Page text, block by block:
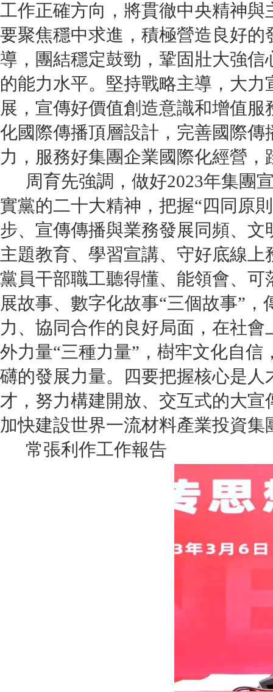
工作正確方向，將貫徹中央精神
要聚焦穩中求進，積極營造良好
導，團結穩定鼓勁，鞏固壯大強
的能力水平。堅持戰略主導，大
展，宣傳好價值創造意識和增值
化國際傳播頂層設計，完善國際
力，服務好集團企業國際化經營
周育先強調，做好2023年集團
實黨的二十大精神，把握“四同原
步、宣傳傳播與業務發展同頻、
主題教育、學習宣講、守好底線
黨員干部職工聽得懂、能領會、
展故事、數字化故事“三個故事”
力、協同合作的良好局面，在社
外力量“三種力量”，樹牢文化自
礴的發展力量。四要把握核心是
才，努力構建開放、交互式的大
加快建設世界一流材料產業投資
常張利作工作報告